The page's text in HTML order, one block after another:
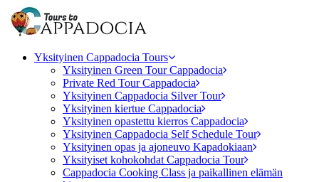
Yksityinen Cappadocia Tours
Yksityinen Green Tour Cappadocia
Private Red Tour Cappadocia
Yksityinen Cappadocia Silver Tour
Yksityinen kiertue Cappadocia
Yksityinen opastettu kierros Cappadocia
Yksityinen Cappadocia Self Schedule Tour
Yksityinen opas ja ajoneuvo Kapadokiaan
Yksityiset kohokohdat Cappadocia Tour
Cappadocia Cooking Class ja paikallinen elämän